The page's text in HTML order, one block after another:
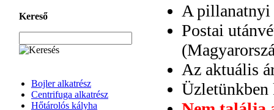
Kereső
Bojler alkatrész
Centrifuga alkatrész
Hőtárolós kályha
A pillanatnyi
Postai
Az aktuális
Üzletünkben